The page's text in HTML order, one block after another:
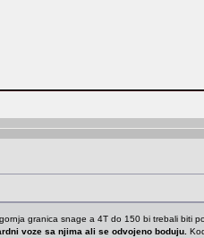
granica snage a 4T do 150 bi trebali biti
voze sa njima ali se odvojeno boduju.